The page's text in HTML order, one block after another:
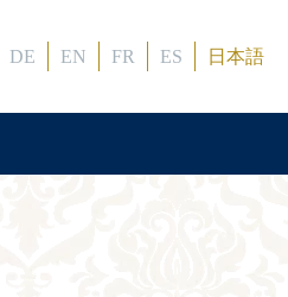
DE EN FR ES 日本語